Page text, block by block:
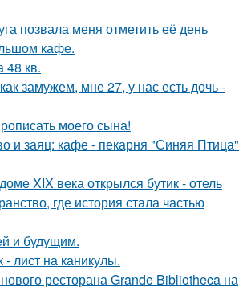
позвала меня отметить её день
кафе.
48 кв.
замужем, мне 27, у нас есть дочь -
моего сына!
и заяц: кафе - пекарня "Синяя Птица"
XIX века открылся бутик - отель
где история стала частью
и будущим.
лист на каникулы.
ресторана Grande Bibliotheca на